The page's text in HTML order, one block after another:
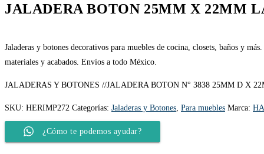
JALADERA BOTON 25MM X 22MM
Jaladeras y botones decorativos para muebles de cocina, closets, baños y
materiales y acabados. Envíos a todo México.
JALADERAS Y BOTONES //JALADERA BOTON N° 3838 25MM D X
SKU: HERIMP272 Categorías: Jaladeras y Botones Para muebles Marca:
¿Cómo te podemos ayudar?